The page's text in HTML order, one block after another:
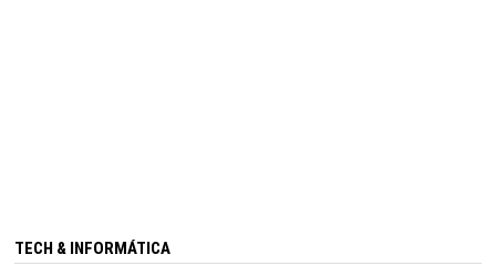
TECH & INFORMÁTICA